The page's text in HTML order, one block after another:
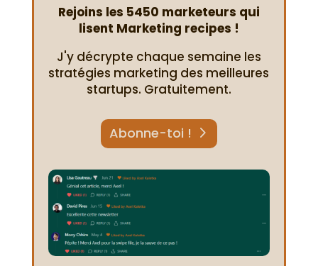
Rejoins les 5450 marketeurs qui
lisent Marketing recipes !
J'y décrypte chaque semaine les
stratégies marketing des meilleures
startups. Gratuitement.
Abonne-toi !